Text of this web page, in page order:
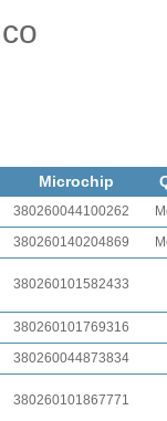
Microchip
380260044100262
380260140204869
380260101582433
380260101769316
380260044873834
380260101867771